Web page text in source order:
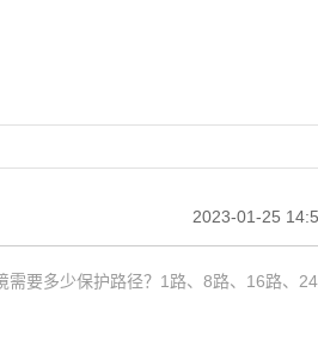
2023-01-25
要多少保护路径？1路、8路、16路、